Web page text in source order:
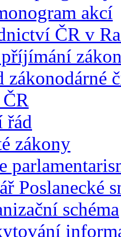
akcí
ČR v
příjímání
zákonodárné
řád
zákony
Poslanecké
schéma